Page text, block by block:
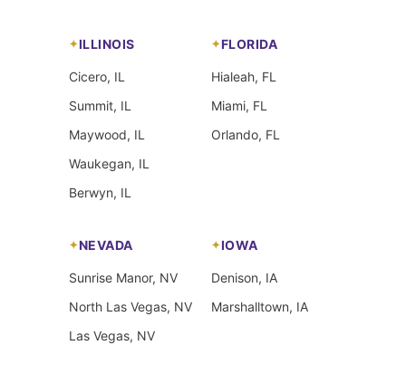
ILLINOIS
Cicero, IL
Summit, IL
Maywood, IL
Waukegan, IL
Berwyn, IL
FLORIDA
Hialeah, FL
Miami, FL
Orlando, FL
NEVADA
Sunrise Manor, NV
North Las Vegas, NV
Las Vegas, NV
IOWA
Denison, IA
Marshalltown, IA